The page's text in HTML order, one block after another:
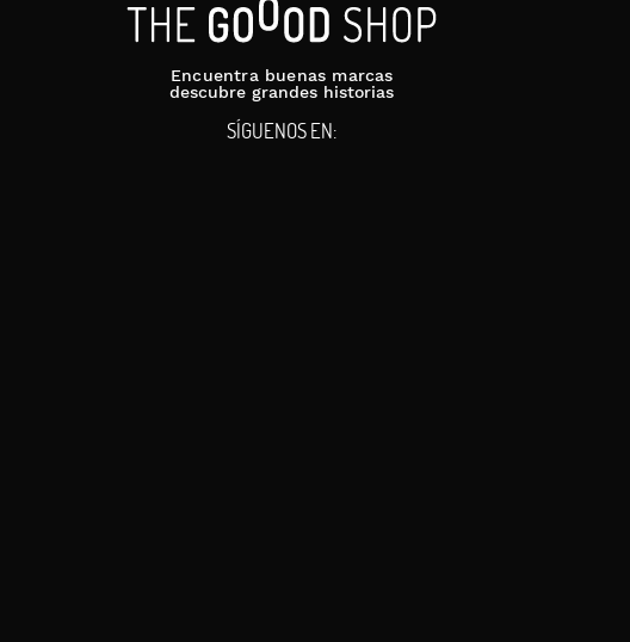
Encuentra buenas marcas
descubre grandes historias
SÍGUENOS EN: